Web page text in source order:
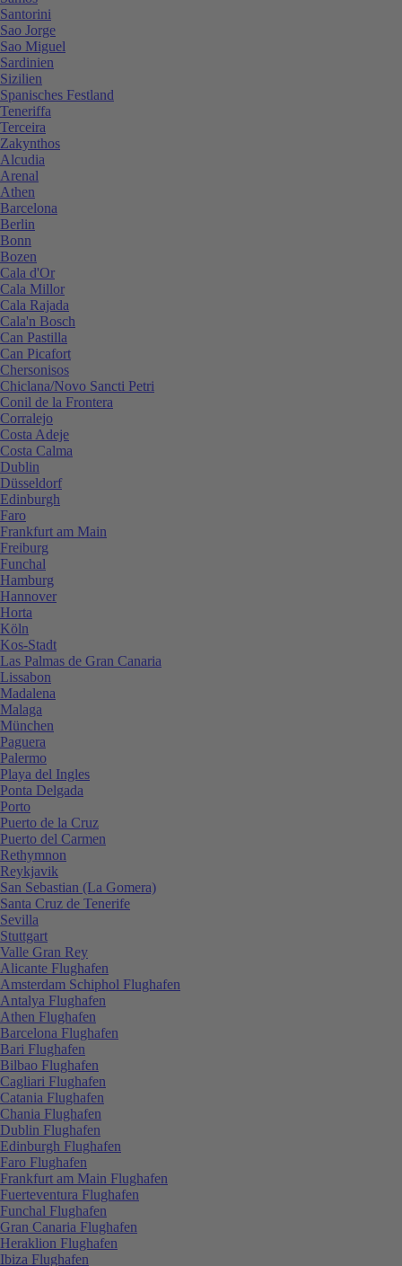
Santorini
Sao Jorge
Sao Miguel
Sardinien
Sizilien
Spanisches Festland
Teneriffa
Terceira
Zakynthos
Alcudia
Arenal
Athen
Barcelona
Berlin
Bonn
Bozen
Cala d'Or
Cala Millor
Cala Rajada
Cala'n Bosch
Can Pastilla
Can Picafort
Chersonisos
Chiclana/Novo Sancti Petri
Conil de la Frontera
Corralejo
Costa Adeje
Costa Calma
Dublin
Düsseldorf
Edinburgh
Faro
Frankfurt am Main
Freiburg
Funchal
Hamburg
Hannover
Horta
Köln
Kos-Stadt
Las Palmas de Gran Canaria
Lissabon
Madalena
Malaga
München
Paguera
Palermo
Playa del Ingles
Ponta Delgada
Porto
Puerto de la Cruz
Puerto del Carmen
Rethymnon
Reykjavik
San Sebastian (La Gomera)
Santa Cruz de Tenerife
Sevilla
Stuttgart
Valle Gran Rey
Alicante Flughafen
Amsterdam Schiphol Flughafen
Antalya Flughafen
Athen Flughafen
Barcelona Flughafen
Bari Flughafen
Bilbao Flughafen
Cagliari Flughafen
Catania Flughafen
Chania Flughafen
Dublin Flughafen
Edinburgh Flughafen
Faro Flughafen
Frankfurt am Main Flughafen
Fuerteventura Flughafen
Funchal Flughafen
Gran Canaria Flughafen
Heraklion Flughafen
Ibiza Flughafen